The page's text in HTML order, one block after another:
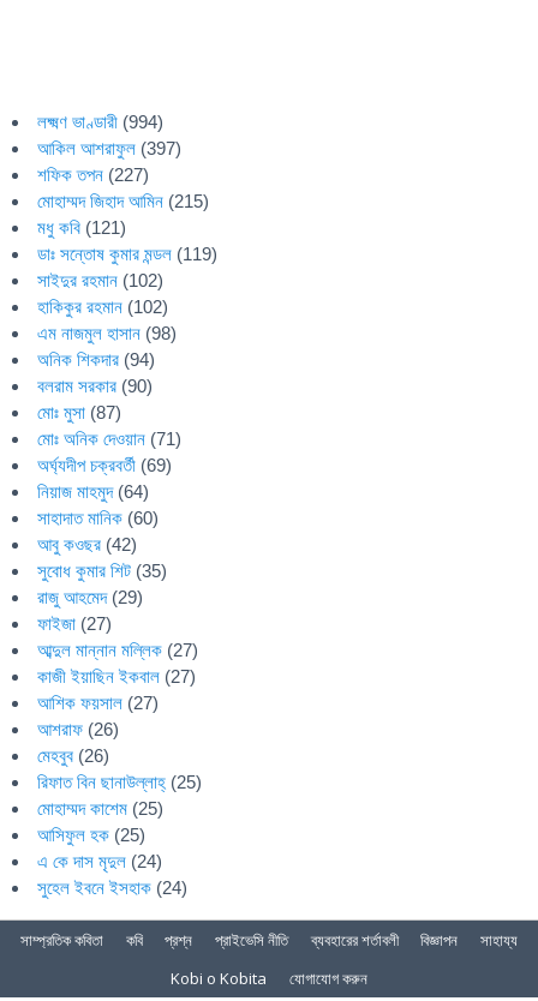
লক্ষ্মণ ভাণ্ডারী (994)
আকিল আশরাফুল (397)
শফিক তপন (227)
মোহাম্মদ জিহাদ আমিন (215)
মধু কবি (121)
ডাঃ সন্তোষ কুমার মন্ডল (119)
সাইদুর রহমান (102)
হাকিকুর রহমান (102)
এম নাজমুল হাসান (98)
অনিক শিকদার (94)
বলরাম সরকার (90)
মোঃ মুসা (87)
মোঃ অনিক দেওয়ান (71)
অর্ঘ্যদীপ চক্রবর্তী (69)
নিয়াজ মাহমুদ(64)
সাহাদাত মানিক (60)
আবু কওছর (42)
সুবোধ কুমার শিট (35)
রাজু আহমেদ(29)
ফাইজা (27)
আব্দুল মান্নান মল্লিক (27)
কাজী ইয়াছিন ইকবাল (27)
আশিক ফয়সাল (27)
আশরাফ (26)
মেহবুব (26)
রিফাত বিন ছানাউল্লাহ্ (25)
মোহাম্মদ কাশেম (25)
আসিফুল হক (25)
এ কে দাস মৃদুল (24)
সুহেল ইবনে ইসহাক (24)
সাম্প্রতিক কবিতা কবি প্রশ্ন প্রাইভেসি নীতি ব্যবহারের শর্তাবলী বিজ্ঞাপন
সাহায্য
Kobi o Kobita
যোগাযোগ করুন